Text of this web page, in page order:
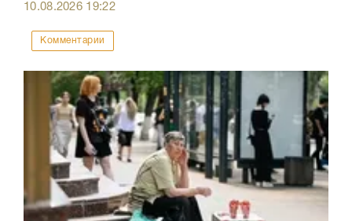
10.08.2026 19:22
Комментарии